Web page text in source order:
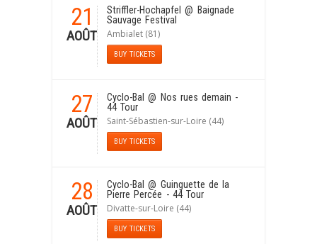
21
AOÛT
Striffler-Hochapfel @ Baignade
Sauvage Festival
Ambialet (81)
BUY TICKETS
27
AOÛT
Cyclo-Bal @ Nos rues demain -
44 Tour
Saint-Sébastien-sur-Loire (44)
BUY TICKETS
28
AOÛT
Cyclo-Bal @ Guinguette de la
Pierre Percée - 44 Tour
Divatte-sur-Loire (44)
BUY TICKETS